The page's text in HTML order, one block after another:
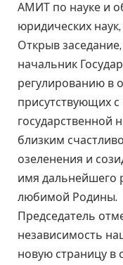
АМИТ по науке и
юридических
Открыв
начальник
регулированию в
присутствующих
государственной
близким
озеленения и
имя дальнейшего
любимой Родины.
Председатель
независимость
новую страницу в